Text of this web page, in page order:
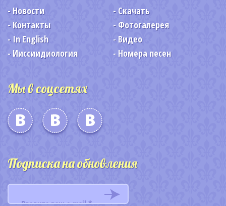
Новости
Скачать
Контакты
Фотогалерея
In English
Видео
Ииссиидиология
Номера песен
Мы в соцсетях
Подписка на обновления